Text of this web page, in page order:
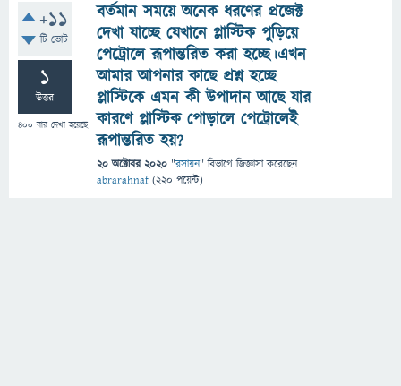
+11
টি ভোট
1
উত্তর
400 বার দেখা হয়েছে
বর্তমান সময়ে অনেক ধরণের প্রজেক্ট
দেখা যাচ্ছে যেখানে প্লাস্টিক পুড়িয়ে
পেট্রোলে রূপান্তরিত করা হচ্ছে।এখন
আমার আপনার কাছে প্রশ্ন হচ্ছে
প্লাস্টিকে এমন কী উপাদান আছে যার
কারণে প্লাস্টিক পোড়ালে পেট্রোলেই
রূপান্তরিত হয়?
20 অক্টোবর 2020 "রসায়ন" বিভাগে জিজ্ঞাসাকরেছেন
abrarahnaf (220 পয়েন্ট)